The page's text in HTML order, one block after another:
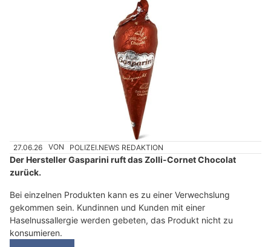
27.06.26 VON POLIZEI.NEWS REDAKTION
Der Hersteller Gasparini ruft das Zolli-Cornet Chocolat
zurück.
Bei einzelnen Produkten kann es zu einer Verwechslung
gekommen sein. Kundinnen und Kunden mit einer
Haselnussallergie werden gebeten, das Produkt nicht zu
konsumieren.